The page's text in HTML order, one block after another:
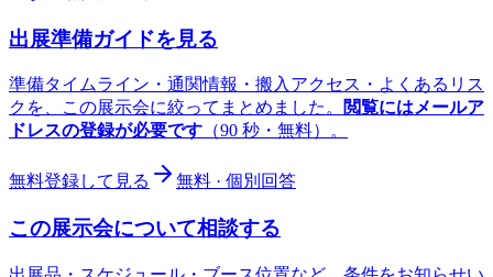
出展準備ガイドを見る
準備タイムライン・通関情報・搬入アクセス・よくあるリス
クを、この展示会に絞ってまとめました。
閲覧にはメールア
ドレスの登録が必要です （90 秒・無料）。
無料登録して見る 無料 · 個別回答
この展示会について相談する